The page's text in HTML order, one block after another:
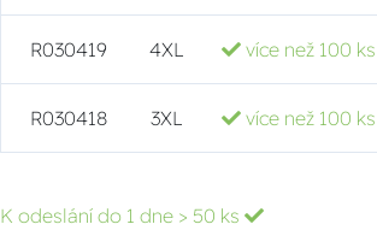
R030419 4XL více než 100 ks
R030418 3XL více než 100 ks
K odeslání do 1 dne > 50 ks